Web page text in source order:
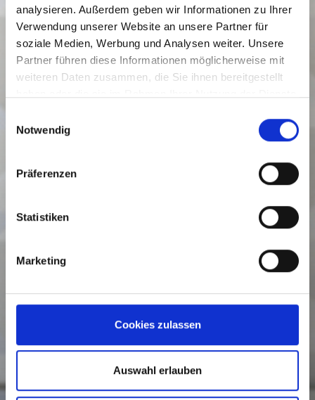
analysieren. Außerdem geben wir Informationen zu Ihrer
Verwendung unserer Website an unsere Partner für
soziale Medien, Werbung und Analysen weiter. Unsere
Partner führen diese Informationen möglicherweise mit
weiteren Daten zusammen, die Sie ihnen bereitgestellt
Notwendig
Präferenzen
Statistiken
Marketing
Cookies zulassen
Auswahl erlauben